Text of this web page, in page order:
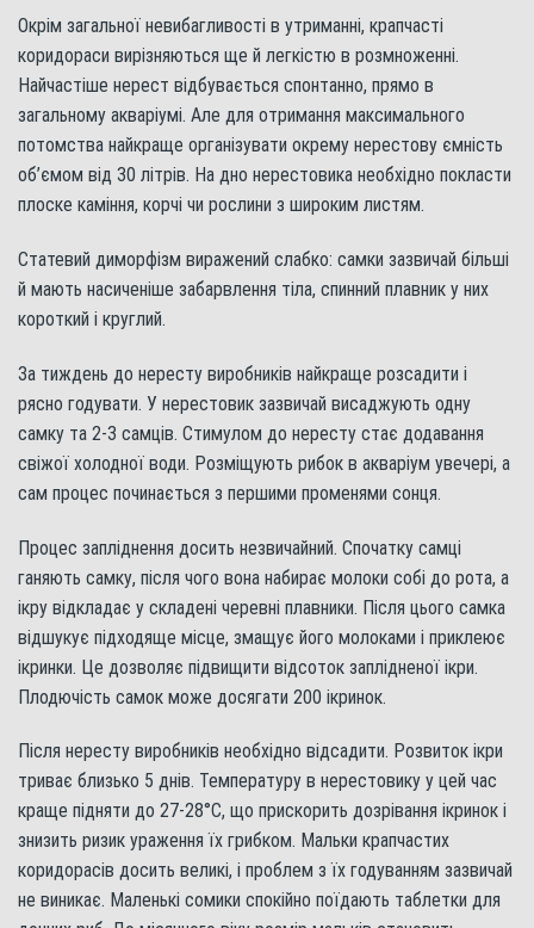
Окрім загальної невибагливості в утриманні, крапчасті
коридораси вирізняються ще й легкістю в розмноженні.
Найчастіше нерест відбувається спонтанно, прямо в
загальному акваріумі. Але для отримання максимального
потомства найкраще організувати окрему нерестову ємність
об’ємом від 30 літрів. На дно нерестовика необхідно покласти
плоске каміння, корчі чи рослини з широким листям.
Статевий диморфізм виражений слабко: самки зазвичай більші
й мають насиченіше забарвлення тіла, спинний плавник у них
короткий і круглий.
За тиждень до нересту виробників найкраще розсадити і
рясно годувати. У нерестовик зазвичай висаджують одну
самку та 2-3 самців. Стимулом до нересту стає додавання
свіжої холодної води. Розміщують рибок в акваріум увечері, а
сам процес починається з першими променями сонця.
Процес запліднення досить незвичайний. Спочатку самці
ганяють самку, після чого вона набирає молоки собі до рота, а
ікру відкладає у складені черевні плавники. Після цього самка
відшукує підходяще місце, змащує його молоками і приклеює
ікринки. Це дозволяє підвищити відсоток заплідненої ікри.
Плодючість самок може досягати 200 ікринок.
Після нересту виробників необхідно відсадити. Розвиток ікри
триває близько 5 днів. Температуру в нерестовику у цей час
краще підняти до 27-28°С, що прискорить дозрівання ікринок і
знизить ризик ураження їх грибком. Мальки крапчастих
коридорасів досить великі, і проблем з їх годуванням зазвичай
не виникає. Маленькі сомики спокійно поїдають таблетки для